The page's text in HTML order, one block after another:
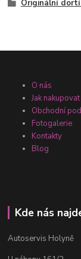
Originální
O nás
Jak nakupovat
Obchodní
Fotogalerie
Kontakty
Blog
Kde nás
Autoservis Holyně